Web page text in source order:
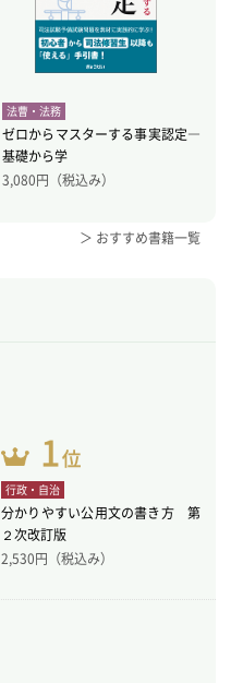
法曹・法務
ゼロからマスターする事実認定―
基礎から学
3,080円（税込み）
＞ おすすめ書籍一覧
行政・自治
分かりやすい公用文の書き方 第
２次改訂版
2,530円（税込み）